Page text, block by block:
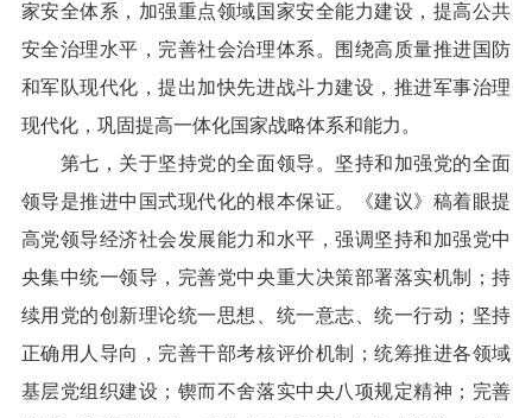
家安全体系，加强重点领域国家安全能力建设，提高公共
安全治理水平，完善社会治理体系。围绕高质量推进国防
和军队现代化，提出加快先进战斗力建设，推进军事治理
现代化，巩固提高一体化国家战略体系和能力。
第七，关于坚持党的全面领导。坚持和加强党的全面
领导是推进中国式现代化的根本保证。《建议》稿着眼提
高党领导经济社会发展能力和水平，强调坚持和加强党中
央集中统一领导，完善党中央重大决策部署落实机制；持
续用党的创新理论统一思想、统一意志、统一行动；坚持
正确用人导向，完善干部考核评价机制；统筹推进各领域
基层党组织建设；锲而不舍落实中央八项规定精神；完善